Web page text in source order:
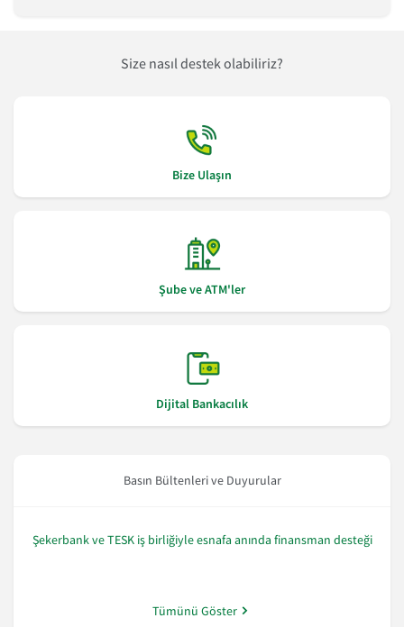
Size nasıl destek olabiliriz?
Bize Ulaşın
Şube ve ATM'ler
Dijital Bankacılık
Basın Bültenleri ve Duyurular
Şekerbank ve TESK iş birliğiyle esnafa anında finansman desteği
Tümünü Göster